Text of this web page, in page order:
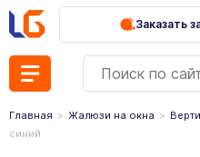
Заказать
Главная Жалюзи на окна
синий